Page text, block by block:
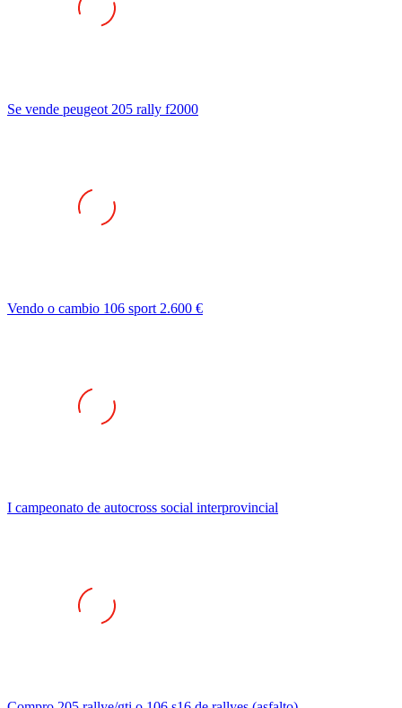
Se vende peugeot 205 rally f2000
Vendo o cambio 106 sport 2.600 €
I campeonato de autocross social interprovincial